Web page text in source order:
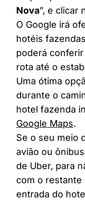
Nova”, e clicar
O Google irá
hotéis
poderá
rota até o
Uma ótima
durante o
hotel fazenda
Google Maps.
Se o seu meio
avião ou
de Uber, para
com o restante
entrada do